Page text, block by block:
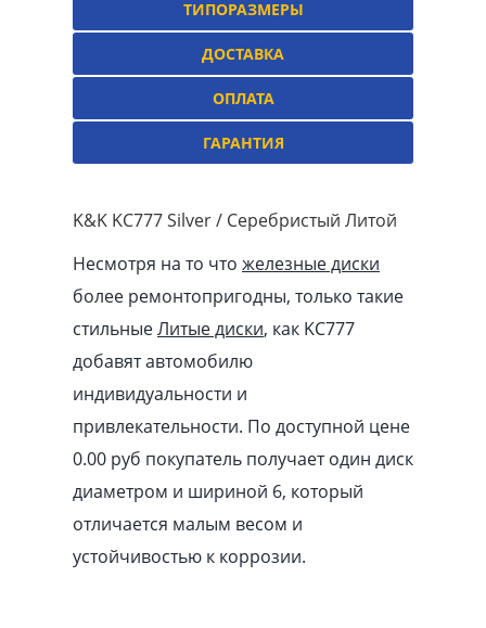
ТИПОРАЗМЕРЫ
ДОСТАВКА
ОПЛАТА
ГАРАНТИЯ
K&K KC777 Silver / Серебристый Литой
Несмотря на то что железные диски
более ремонтопригодны, только такие
стильныеЛитые диски, как KC777
добавят автомобилю
индивидуальности и
привлекательности. По доступной цене
0.00 pуб покупатель получает один диск
диаметром и шириной 6, который
отличается малым весом и
устойчивостью к коррозии.